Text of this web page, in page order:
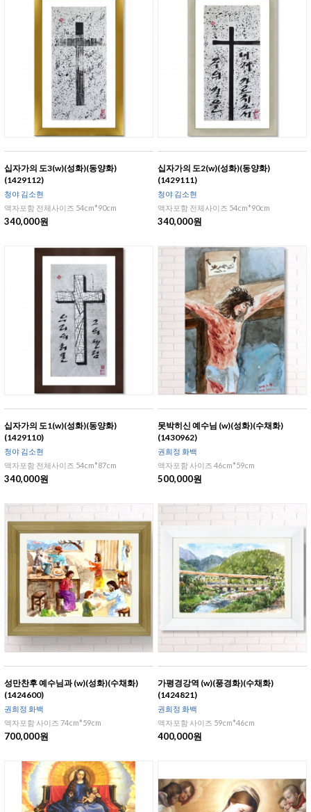
십자가의 도3(w)(성화)(동양화)
(1429112)
청야 김소현
액자포함 전체사이즈 54cm*90cm
340,000원
십자가의 도2(w)(성화)(동양화)
(1429111)
청야 김소현
액자포함 전체사이즈 54cm*90cm
340,000원
십자가의 도1(w)(성화)(동양화)
(1429110)
청야 김소현
액자포함 전체사이즈 54cm*87cm
340,000원
못박히신 예수님 (w)(성화)(수채화)
(1430962)
권희정 화백
액자포함 사이즈 46cm*59cm
500,000원
성만찬후 예수님과 (w)(성화)(수채화)
(1424600)
권희정 화백
액자포함 사이즈 74cm*59cm
700,000원
가평경강역 (w)(풍경화)(수채화)
(1424821)
권희정 화백
액자포함 사이즈 59cm*46cm
400,000원